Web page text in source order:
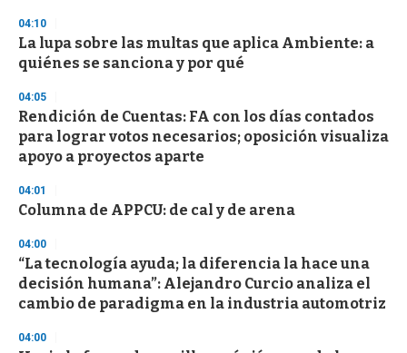
04:10
La lupa sobre las multas que aplica Ambiente: a
quiénes se sanciona y por qué
04:05
Rendición de Cuentas: FA con los días contados
para lograr votos necesarios; oposición visualiza
apoyo a proyectos aparte
04:01
Columna de APPCU: de cal y de arena
04:00
“La tecnología ayuda; la diferencia la hace una
decisión humana”: Alejandro Curcio analiza el
cambio de paradigma en la industria automotriz
04:00